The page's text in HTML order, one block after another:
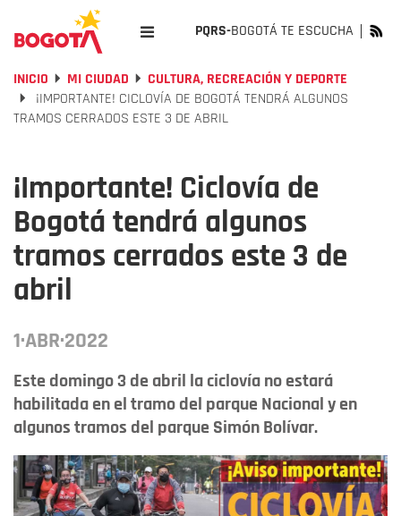
PQRS-BOGOTÁ TE ESCUCHA
INICIO MI CIUDAD
CULTURA, RECREACIÓN Y DEPORTE
¡IMPORTANTE! CICLOVÍA DE BOGOTÁ TENDRÁ ALGUNOS
TRAMOS CERRADOS ESTE 3 DE ABRIL
¡Importante! Ciclovía de
Bogotá tendrá algunos
tramos cerrados este 3 de
abril
1·ABR·2022
Este domingo 3 de abril la ciclovía no estará
habilitada en el tramo del parque Nacional y en
algunos tramos del parque Simón Bolívar.